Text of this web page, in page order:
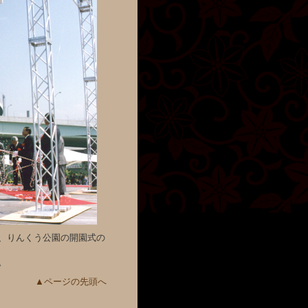
りんくう公園の開園式の
▲ページの先頭へ